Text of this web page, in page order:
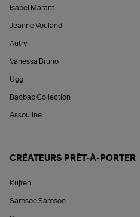
Isabel Marant
Jeanne Vouland
Autry
Vanessa Bruno
Ugg
Baobab Collection
Assouline
CRÉATEURS PRÊT-À-PORTER
Kujten
Samsoe Samsoe